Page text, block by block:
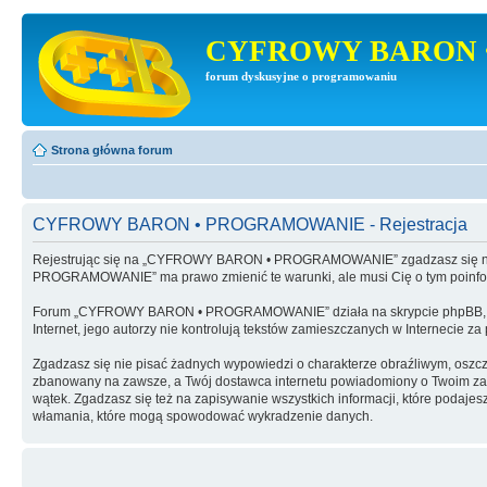
CYFROWY BARON
forum dyskusyjne o programowaniu
Strona główna forum
CYFROWY BARON • PROGRAMOWANIE - Rejestracja
Rejestrując się na „CYFROWY BARON • PROGRAMOWANIE” zgadzasz
PROGRAMOWANIE” ma prawo zmienić te warunki, ale musi Cię o tym
Forum „CYFROWY BARON • PROGRAMOWANIE” działa na skrypcie
Internet, jego autorzy nie kontrolują tekstów zamieszczanych w Internecie
Zgadzasz się nie pisać żadnych wypowiedzi o charakterze obraźliwym,
zbanowany na zawsze, a Twój dostawca internetu powiadomiony o Twoim
wątek. Zgadzasz się też na zapisywanie wszystkich informacji, które
włamania, które mogą spowodować wykradzenie danych.